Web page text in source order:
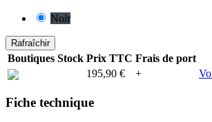
Noir
Boutiques Stock Prix TTC Frais de port
195,90 €
+
Fiche technique